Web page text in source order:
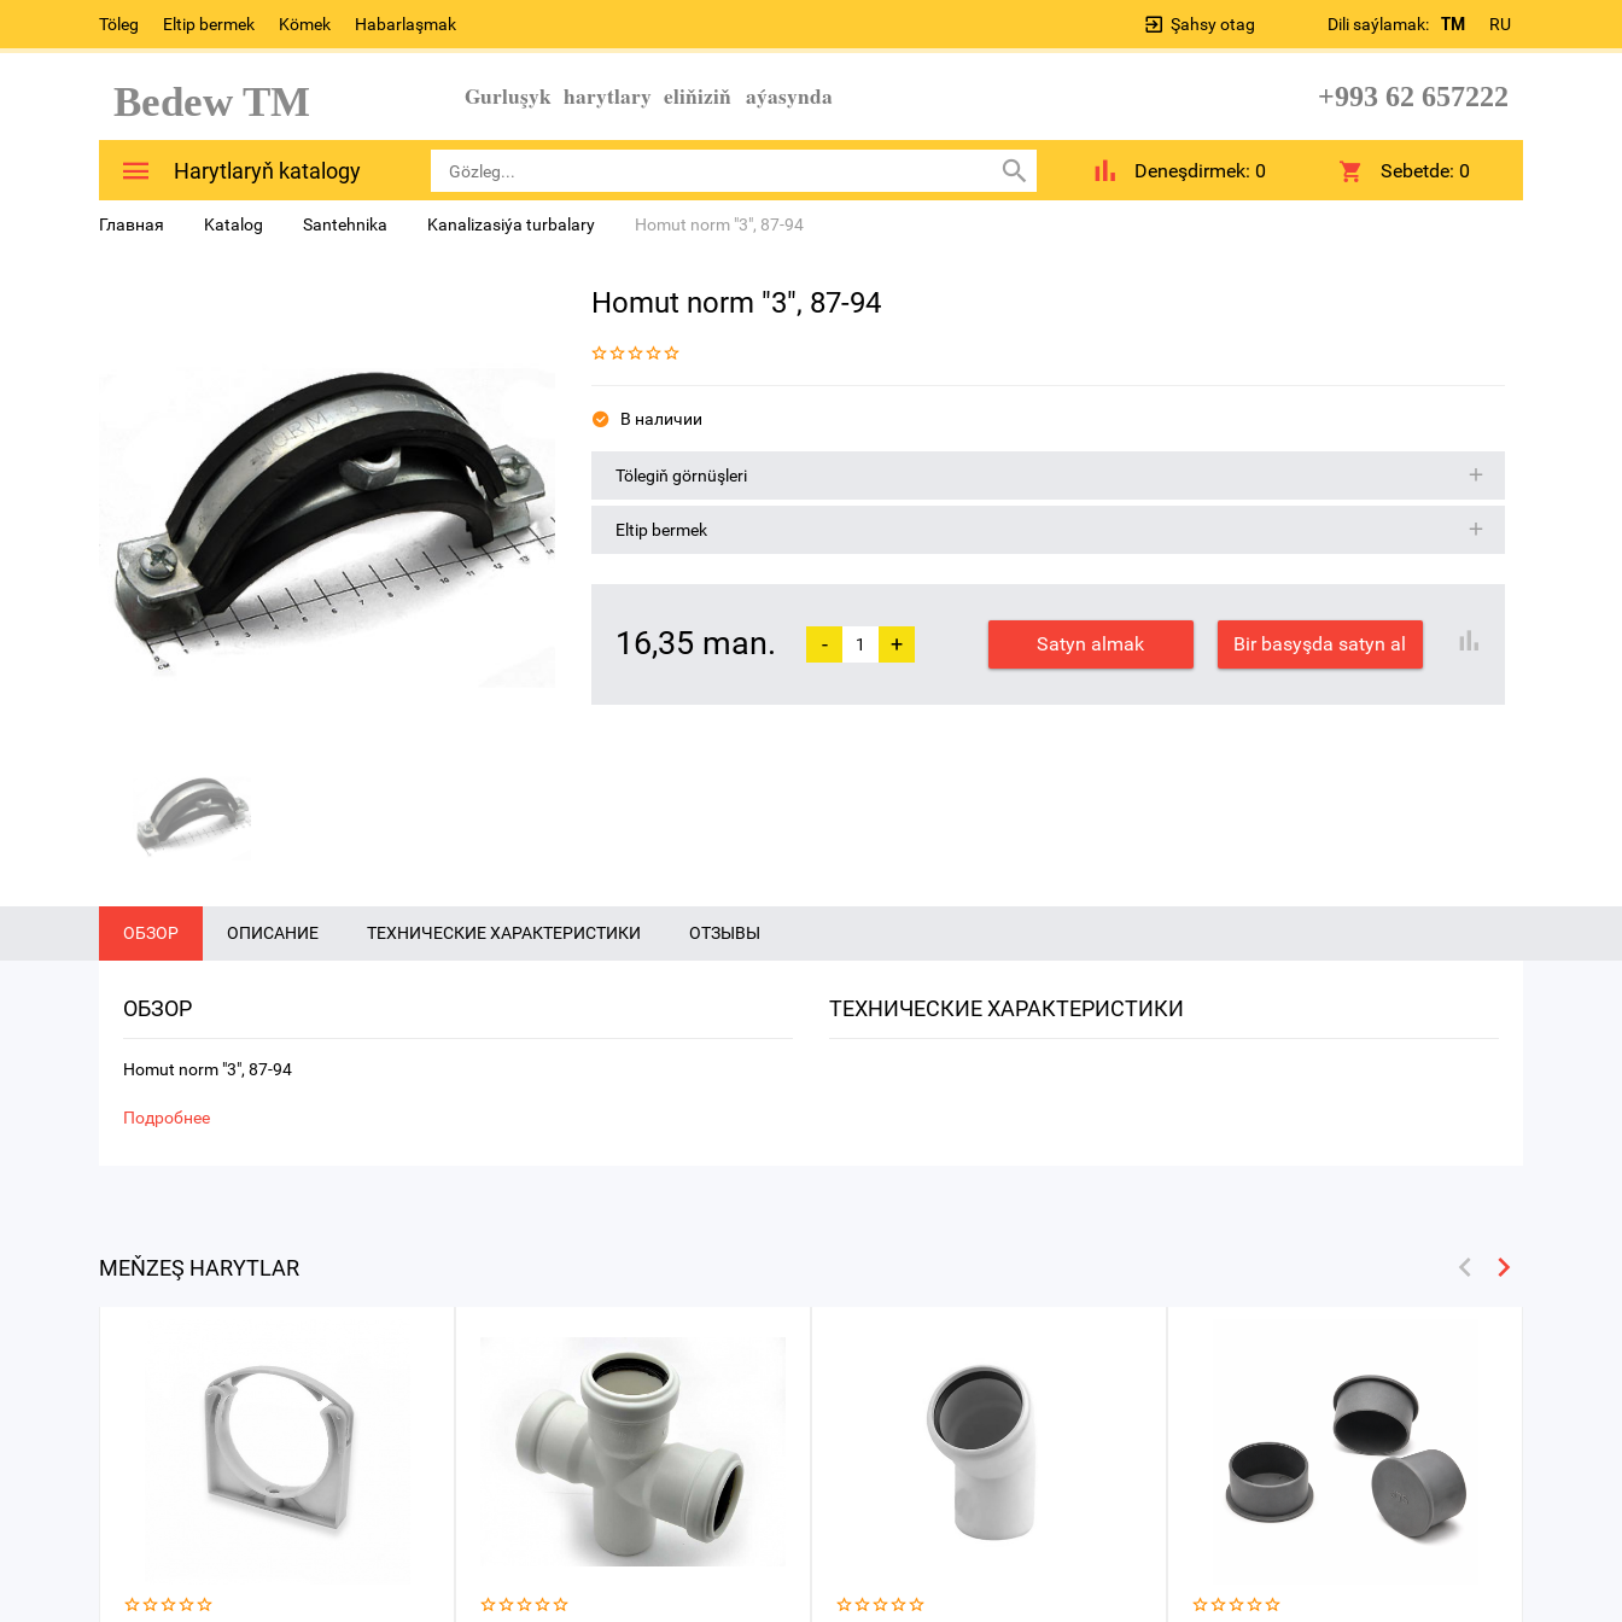
Töleg Eltip bermek Kömek Habarlaşmak Dili saýlamak: TM RU
Şahsy otag
Bedew TM Gurluşyk harytlary eliňiziň aýasynda +993 62 657222
Harytlaryň katalogy Deneşdirmek: 0 Sebetde:0
Главная Katalog Santehnika Kanalizasiýa turbalary Homut norm "3", 87-94
Homut norm "3", 87-94
В наличии
Tölegiň görnüşleri
Eltip bermek
16,35 man. - + Satyn almak Bir basyşda satyn al
ОБЗОР ОПИСАНИЕ ТЕХНИЧЕСКИЕ ХАРАКТЕРИСТИКИ ОТЗЫВЫ
ОБЗОР
Homut norm "3", 87-94
Подробнее
ТЕХНИЧЕСКИЕ ХАРАКТЕРИСТИКИ
MEŇZEŞ HARYTLAR